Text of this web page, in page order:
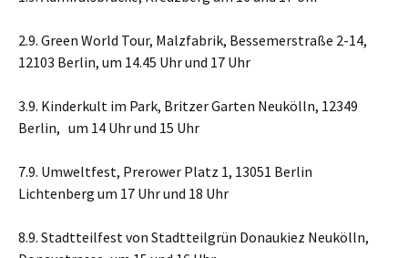
2.9. Green World Tour, Malzfabrik, Bessemerstraße 2-14,
12103 Berlin, um 14.45 Uhr und 17 Uhr
3.9. Kinderkult im Park, Britzer Garten Neukölln, 12349
Berlin, um 14 Uhr und 15 Uhr
7.9. Umweltfest, Prerower Platz 1, 13051 Berlin
Lichtenberg um 17 Uhr und 18 Uhr
8.9. Stadtteilfest von Stadtteilgrün Donaukiez Neukölln,